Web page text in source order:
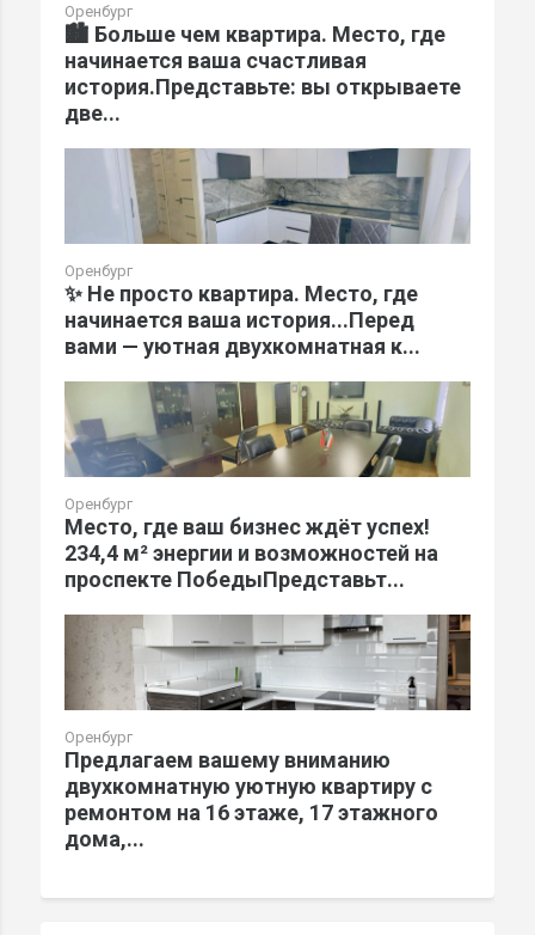
Оренбург
🏙️ Больше чем квартира. Место, где
начинается ваша счастливая
история.Представьте: вы открываете
две...
Оренбург
✨ Не просто квартира. Место, где
начинается ваша история...Перед
вами — уютная двухкомнатная к...
Оренбург
Место, где ваш бизнес ждёт успех!
234,4 м² энергии и возможностей на
проспекте ПобедыПредставьт...
Оренбург
Предлагаем вашему вниманию
двухкомнатную уютную квартиру с
ремонтом на 16 этаже, 17 этажного
дома,...